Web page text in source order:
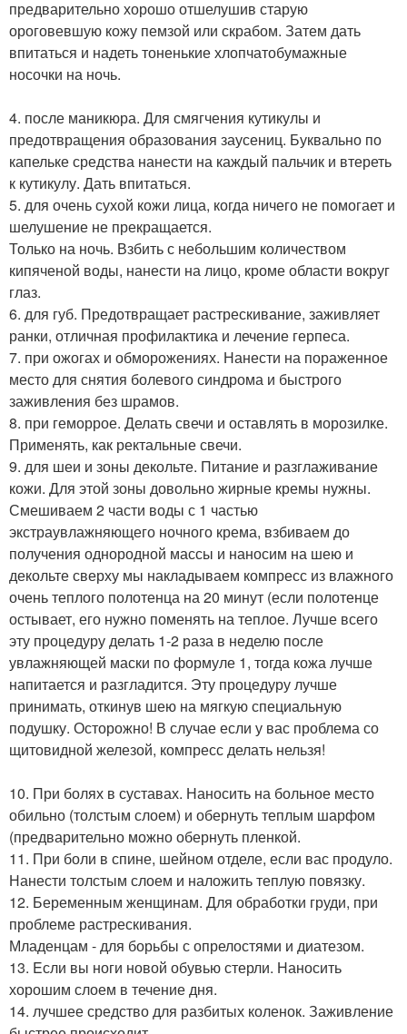
предварительно хорошо отшелушив старую
ороговевшую кожу пемзой или скрабом. Затем дать
впитаться и надеть тоненькие хлопчатобумажные
носочки на ночь.
4. после маникюра. Для смягчения кутикулы и
предотвращения образования заусениц. Буквально по
капельке средства нанести на каждый пальчик и втереть
к кутикулу. Дать впитаться.
5. для очень сухой кожи лица, когда ничего не помогает и
шелушение не прекращается.
Только на ночь. Взбить с небольшим количеством
кипяченой воды, нанести на лицо, кроме области вокруг
глаз.
6. для губ. Предотвращает растрескивание, заживляет
ранки, отличная профилактика и лечение герпеса.
7. при ожогах и обморожениях. Нанести на пораженное
место для снятия болевого синдрома и быстрого
заживления без шрамов.
8. при геморрое. Делать свечи и оставлять в морозилке.
Применять, как ректальные свечи.
9. для шеи и зоны декольте. Питание и разглаживание
кожи. Для этой зоны довольно жирные кремы нужны.
Смешиваем 2 части воды с 1 частью
экстраувлажняющего ночного крема, взбиваем до
получения однородной массы и наносим на шею и
декольте сверху мы накладываем компресс из влажного
очень теплого полотенца на 20 минут (если полотенце
остывает, его нужно поменять на теплое. Лучше всего
эту процедуру делать 1-2 раза в неделю после
увлажняющей маски по формуле 1, тогда кожа лучше
напитается и разгладится. Эту процедуру лучше
принимать, откинув шею на мягкую специальную
подушку. Осторожно! В случае если у вас проблема со
щитовидной железой, компресс делать нельзя!
10. При болях в суставах. Наносить на больное место
обильно (толстым слоем) и обернуть теплым шарфом
(предварительно можно обернуть пленкой.
11. При боли в спине, шейном отделе, если вас продуло.
Нанести толстым слоем и наложить теплую повязку.
12. Беременным женщинам. Для обработки груди, при
проблеме растрескивания.
Младенцам - для борьбы с опрелостями и диатезом.
13. Eсли вы ноги новой обувью стерли. Наносить
хорошим слоем в течение дня.
14. лучшее средство для разбитых коленок. Заживление